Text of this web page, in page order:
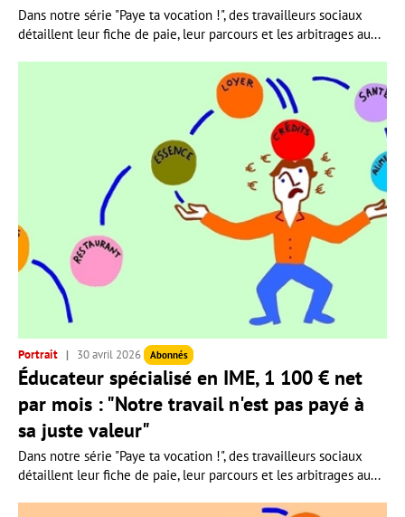
Dans notre série "Paye ta vocation !", des travailleurs sociaux
détaillent leur fiche de paie, leur parcours et les arbitrages au...
Portrait 30 avril 2026 Abonnés
Éducateur spécialisé en IME, 1 100 € net
par mois : "Notre travail n'est pas payé à
sa juste valeur"
Dans notre série "Paye ta vocation !", des travailleurs sociaux
détaillent leur fiche de paie, leur parcours et les arbitrages au...